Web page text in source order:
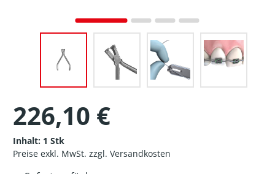
226,10 €
Inhalt: 1 Stk
Preise exkl. MwSt. zzgl. Versandkosten